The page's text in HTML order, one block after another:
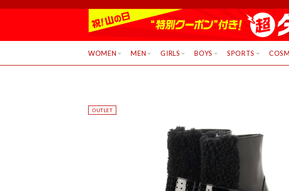
WOMEN MEN GIRLS BOYS SPORTS